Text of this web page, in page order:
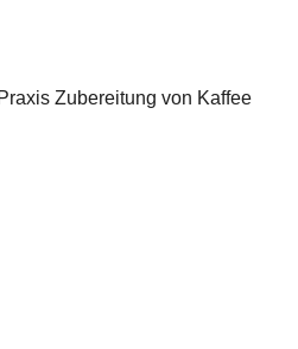
Zubereitung von Kaffee